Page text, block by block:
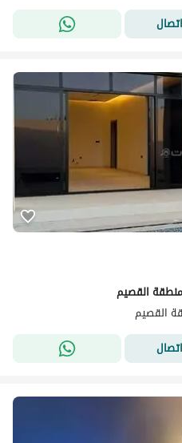
اتصال
منطقة القصيم
اتصال